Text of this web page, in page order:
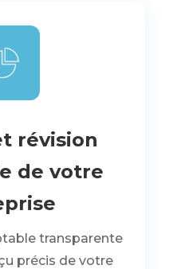
révision
de votre
transparente
précis de votre